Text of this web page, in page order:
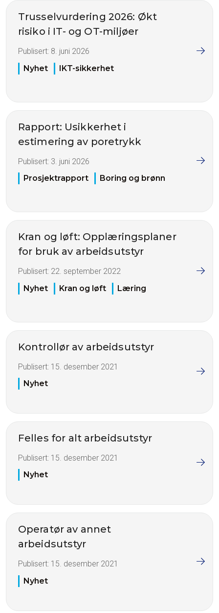
Trusselvurdering 2026: Økt
risiko i IT- og OT-miljøer
Publisert: 8. juni 2026
Nyhet
IKT-sikkerhet
Rapport: Usikkerhet i
estimering av poretrykk
Publisert: 3. juni 2026
Prosjektrapport
Boring og brønn
Kran og løft: Opplæringsplaner
for bruk av arbeidsutstyr
Publisert: 22. september 2022
Nyhet
Kran og løft Læring
Kontrollør av arbeidsutstyr
Publisert: 15. desember 2021
Nyhet
Felles for alt arbeidsutstyr
Publisert: 15. desember 2021
Nyhet
Operatør av annet
arbeidsutstyr
Publisert: 15. desember 2021
Nyhet